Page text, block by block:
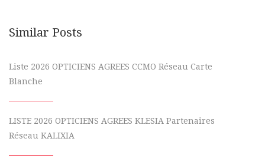
Similar Posts
Liste 2026 OPTICIENS AGREES CCMO Réseau Carte
Blanche
LISTE 2026 OPTICIENS AGREES KLESIA Partenaires
Réseau KALIXIA